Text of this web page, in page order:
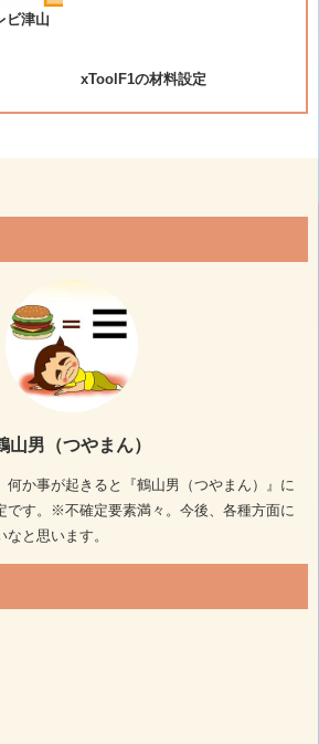
ビ津山
xToolF1の材料設定
山男（つやまん）
何か事が起きると『鶴山男（つやまん）』に
です。※不確定要素満々。今後、各種方面に
と思います。